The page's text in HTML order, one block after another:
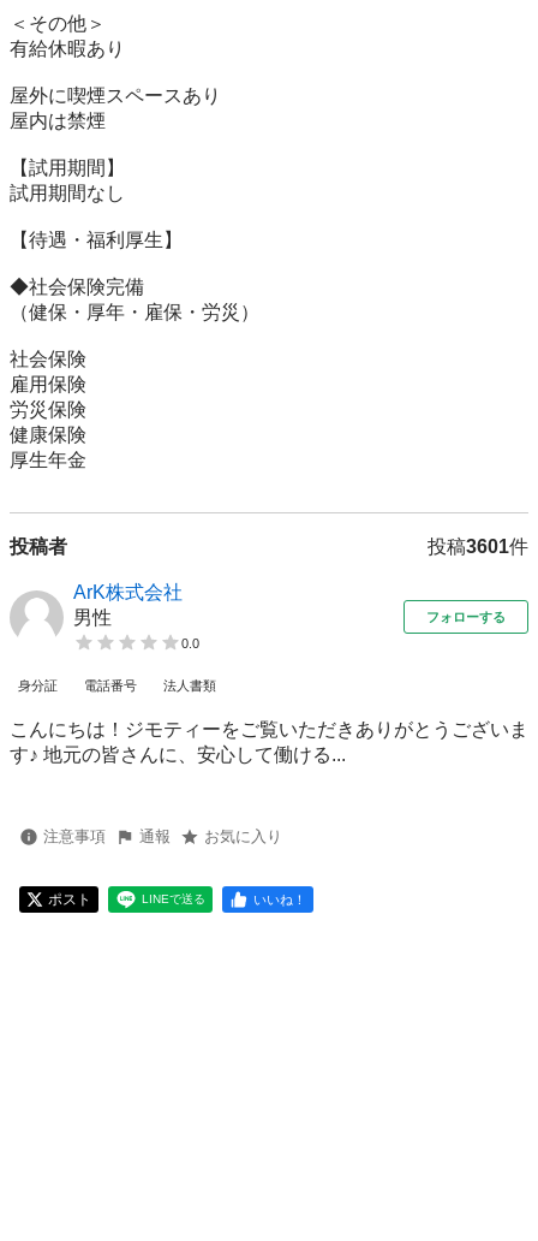
＜その他＞
有給休暇あり
屋外に喫煙スペースあり
屋内は禁煙
【試用期間】
試用期間なし
【待遇・福利厚生】
◆社会保険完備
（健保・厚年・雇保・労災）
社会保険
雇用保険
労災保険
健康保険
厚生年金
投稿者 投稿3601件
ArK株式会社
男性
0.0
フォローする
身分証 電話番号 法人書類
こんにちは！ジモティーをご覧いただきありがとうございま
す♪ 地元の皆さんに、安心して働ける...
注意事項 通報 お気に入り
ポスト LINEで送る いいね！